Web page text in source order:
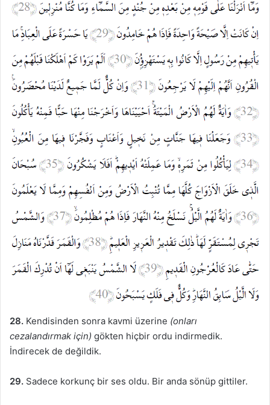
28. Kendisinden sonra kavmi üzerine (onları
cezalandırmak için) gökten hiçbir ordu indirmedik.
İndirecek de değildik.
29. Sadece korkunç bir ses oldu. Bir anda sönüp gittiler.